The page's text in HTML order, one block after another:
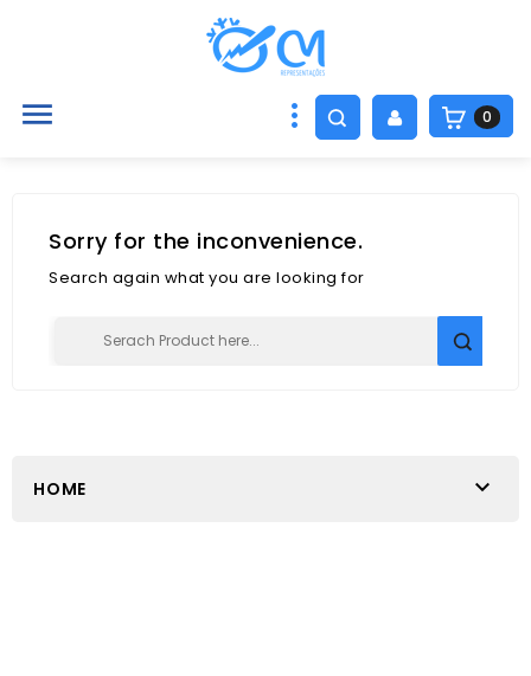
 0
Sorry for the inconvenience.
Search again what you are looking for
HOME 